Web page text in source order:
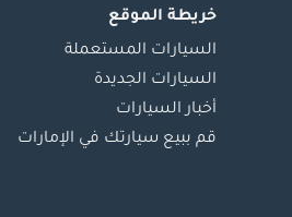
خريطة الموقع
السيارات المستعملة
السيارات الجديدة
أخبار السيارات
قم ببيع سيارتك في الإمارات